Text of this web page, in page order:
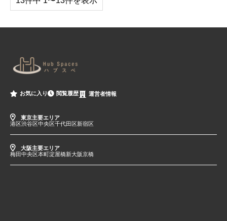
お気に入り 閲覧履歴 運営者情報
東京主要エリア
港区渋谷区中央区千代田区新宿区
大阪主要エリア
梅田中央区本町淀屋橋新大阪京橋